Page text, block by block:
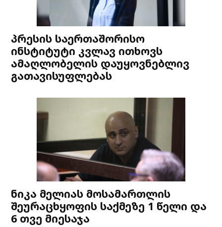
პრესის საერთაშორისო
ინსტიტუტი კვლავ ითხოვს
ამაღლობელის დაუყოვნებლივ
გათავისუფლებას
ნიკა მელიას მოსამართლის
შეურაცხყოფის საქმეზე 1 წელი და
6 თვე მიესაჯა